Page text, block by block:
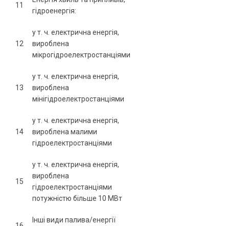
11
гідроенергія:
12
у т. ч. електрична енергія,
вироблена
мікрогідроелектростанціями
13
у т. ч. електрична енергія,
вироблена
мінігідроелектростанціями
14
у т. ч. електрична енергія,
вироблена малими
гідроелектростанціями
15
у т. ч. електрична енергія,
вироблена
гідроелектростанціями
потужністю більше 10 МВт
Інші види палива/енергії